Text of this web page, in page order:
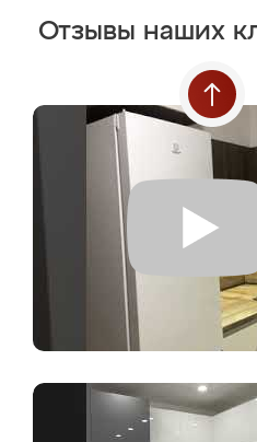
Отзывы наших